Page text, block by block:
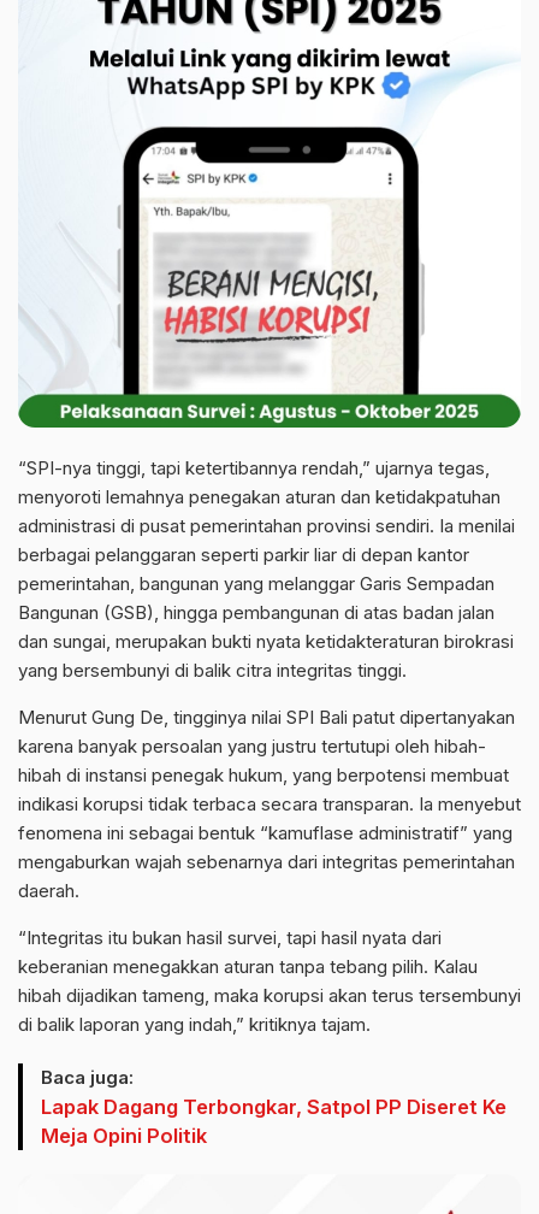
“SPI-nya tinggi, tapi ketertibannya rendah,” ujarnya tegas,
menyoroti lemahnya penegakan aturan dan ketidakpatuhan
administrasi di pusat pemerintahan provinsi sendiri. Ia menilai
berbagai pelanggaran seperti parkir liar di depan kantor
pemerintahan, bangunan yang melanggar Garis Sempadan
Bangunan (GSB), hingga pembangunan di atas badan jalan
dan sungai, merupakan bukti nyata ketidakteraturan birokrasi
yang bersembunyi di balik citra integritas tinggi.
Menurut Gung De, tingginya nilai SPI Bali patut dipertanyakan
karena banyak persoalan yang justru tertutupi oleh hibah-
hibah di instansi penegak hukum, yang berpotensi membuat
indikasi korupsi tidak terbaca secara transparan. Ia menyebut
fenomena ini sebagai bentuk “kamuflase administratif” yang
mengaburkan wajah sebenarnya dari integritas pemerintahan
daerah.
“Integritas itu bukan hasil survei, tapi hasil nyata dari
keberanian menegakkan aturan tanpa tebang pilih. Kalau
hibah dijadikan tameng, maka korupsi akan terus tersembunyi
di balik laporan yang indah,” kritiknya tajam.
Baca juga:
Lapak Dagang Terbongkar, Satpol PP Diseret Ke
Meja Opini Politik